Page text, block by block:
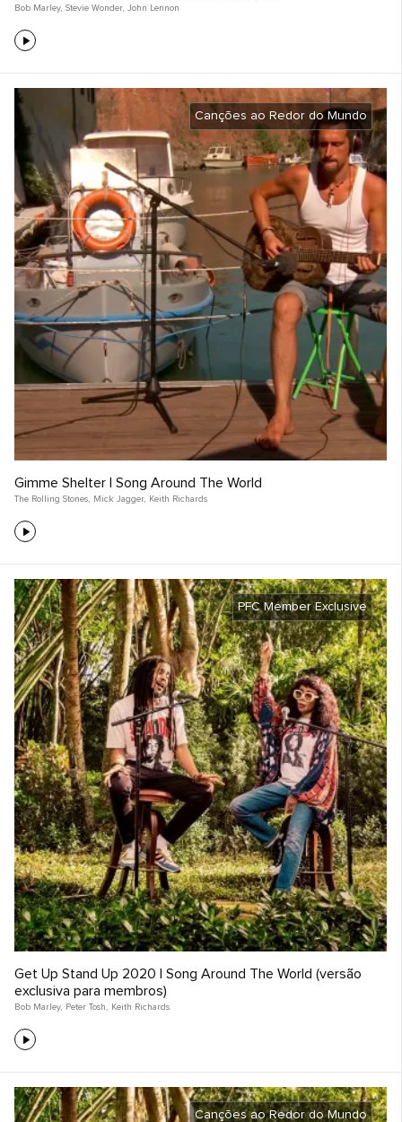
Bob Marley, Stevie Wonder, John Lennon
Canções ao Redor do Mundo
Gimme Shelter | Song Around The World
The Rolling Stones, Mick Jagger, Keith Richards
PFC Member Exclusive
Get Up Stand Up 2020 | Song Around The World (versão
exclusiva para membros)
Bob Marley, Peter Tosh , Keith Richards
Canções ao Redor do Mundo